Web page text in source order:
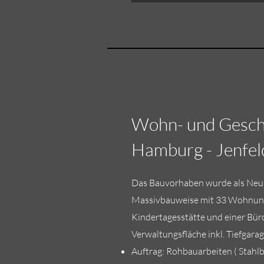
Wohn- und
Hamburg -
Das Bauvorhaben wurde als
Massivbauweise mit 33
Kindertagesstätte und einer
Verwaltungsfläche inkl.
Auftrag: Rohbauarbeiten (